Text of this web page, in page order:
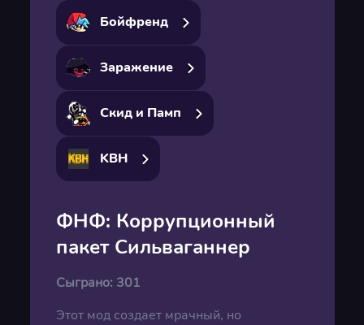
Бойфренд
Заражение
Скид и Памп
KBH
ФНФ: Коррупционный
пакет Сильваганнер
Сыграно: 301
Этот мод создает мрачный, но